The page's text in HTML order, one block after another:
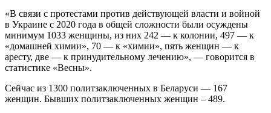
«В связи с протестами против действующей власти и войной
в Украине с 2020 года в общей сложности были осуждены
минимум 1033 женщины, из них 242 — к колонии, 497 — к
«домашней химии», 70 — к «химии», пять женщин — к
аресту, две — к принудительному лечению», — говорится в
статистике «Весны».
Сейчас из 1300 политзаключенных в Беларуси — 167
женщин. Бывших политзаключенных женщин – 489.